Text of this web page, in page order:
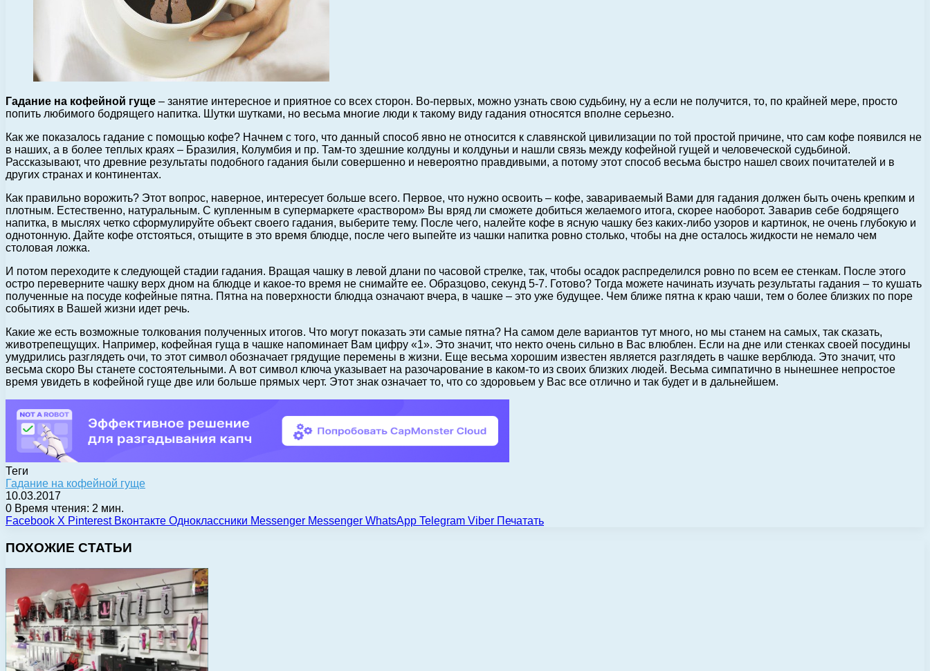
Гадание на кофейной гуще – занятие интересное и приятное со всех сторон. Во-первых, можно узнать свою судьбину, ну а если не получится, то, по крайней мере, просто
попить любимого бодрящего напитка. Шутки шутками, но весьма многие люди к такому виду гадания относятся вполне серьезно.
Как же показалось гадание с помощью кофе? Начнем с того, что данный способ явно не относится к славянской цивилизации по той простой причине, что сам кофе появился не
в наших, а в более теплых краях – Бразилия, Колумбия и пр. Там-то здешние колдуны и колдуньи и нашли связь между кофейной гущей и человеческой судьбиной.
Рассказывают, что древние результаты подобного гадания были совершенно и невероятно правдивыми, а потому этот способ весьма быстро нашел своих почитателей и в
других странах и континентах.
Как правильно ворожить? Этот вопрос, наверное, интересует больше всего. Первое, что нужно освоить – кофе, завариваемый Вами для гадания должен быть очень крепким и
плотным. Естественно, натуральным. С купленным в супермаркете «раствором» Вы вряд ли сможете добиться желаемого итога, скорее наоборот. Заварив себе бодрящего
напитка, в мыслях четко сформулируйте объект своего гадания, выберите тему. После чего, налейте кофе в ясную чашку без каких-либо узоров и картинок, не очень глубокую и
однотонную. Дайте кофе отстояться, отыщите в это время блюдце, после чего выпейте из чашки напитка ровно столько, чтобы на дне осталось жидкости не немало чем
столовая ложка.
И потом переходите к следующей стадии гадания. Вращая чашку в левой длани по часовой стрелке, так, чтобы осадок распределился ровно по всем ее стенкам. После этого
остро переверните чашку верх дном на блюдце и какое-то время не снимайте ее. Образцово, секунд 5-7. Готово? Тогда можете начинать изучать результаты гадания – то кушать
полученные на посуде кофейные пятна. Пятна на поверхности блюдца означают вчера, в чашке – это уже будущее. Чем ближе пятна к краю чаши, тем о более близких по поре
событиях в Вашей жизни идет речь.
Какие же есть возможные толкования полученных итогов. Что могут показать эти самые пятна? На самом деле вариантов тут много, но мы станем на самых, так сказать,
животрепещущих. Например, кофейная гуща в чашке напоминает Вам цифру «1». Это значит, что некто очень сильно в Вас влюблен. Если на дне или стенках своей посудины
умудрились разглядеть очи, то этот символ обозначает грядущие перемены в жизни. Еще весьма хорошим известен является разглядеть в чашке верблюда. Это значит, что
весьма скоро Вы станете состоятельными. А вот символ ключа указывает на разочарование в каком-то из своих близких людей. Весьма симпатично в нынешнее непростое
время увидеть в кофейной гуще две или больше прямых черт. Этот знак означает то, что со здоровьем у Вас все отлично и так будет и в дальнейшем.
Теги
Гадание на кофейной гуще
10.03.2017
0 Время чтения: 2 мин.
Facebook X Pinterest Вконтакте Одноклассники Messenger Messenger WhatsApp Telegram Viber Печатать
ПОХОЖИЕ СТАТЬИ